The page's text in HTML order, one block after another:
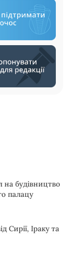
на будівництво
палацу
Сирії, Іраку та